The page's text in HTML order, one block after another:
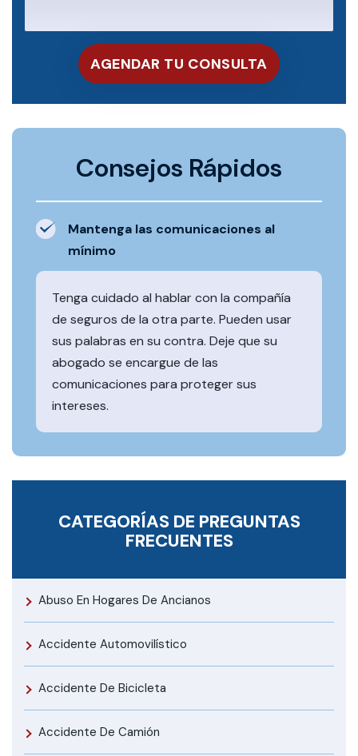
Consejos Rápidos
Mantenga las comunicaciones al
mínimo
Tenga cuidado al hablar con la compañía
de seguros de la otra parte. Pueden usar
sus palabras en su contra. Deje que su
abogado se encargue de las
comunicaciones para proteger sus
intereses.
CATEGORÍAS DE PREGUNTAS
FRECUENTES
Abuso En Hogares De Ancianos
Accidente Automovilístico
Accidente De Bicicleta
Accidente De Camión